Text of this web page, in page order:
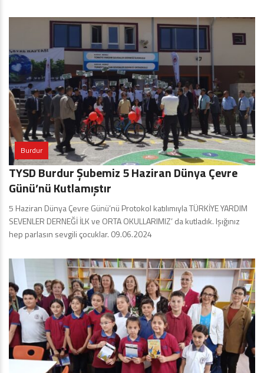
Burdur
TYSD Burdur Şubemiz 5 Haziran Dünya Çevre
Günü’nü Kutlamıştır
5 Haziran Dünya Çevre Günü’nü Protokol katılımıyla TÜRKİYE YARDIM
SEVENLER DERNEĞİ İLK ve ORTA OKULLARIMIZ’ da kutladık. Işığınız
hep parlasın sevgili çocuklar. 09.06.2024